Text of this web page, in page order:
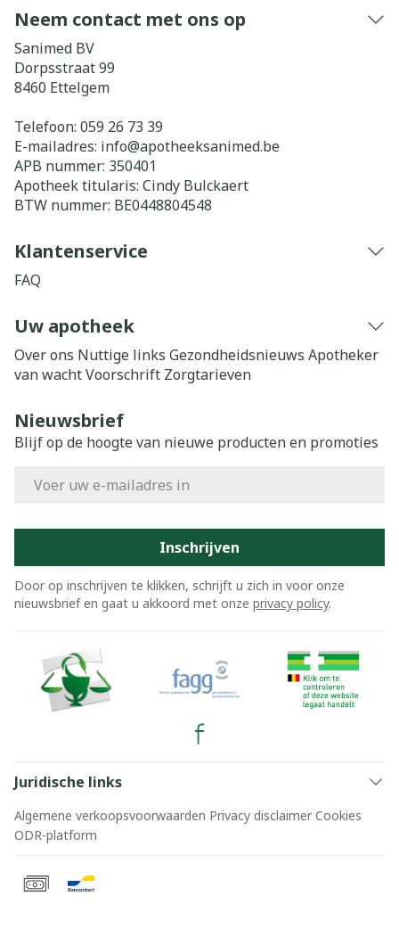
Neem contact met ons op
Sanimed BV
Dorpsstraat 99
8460 Ettelgem
Telefoon: 059 26 73 39
E-mailadres: info@apotheeksanimed.be
APB nummer: 350401
Apotheek titularis: Cindy Bulckaert
BTW nummer: BE0448804548
Klantenservice
FAQ
Uw apotheek
Over ons Nuttige links Gezondheidsnieuws Apotheker
van wachtVoorschrift Zorgtarieven
Nieuwsbrief
Blijf op de hoogte van nieuwe producten en promoties
Inschrijven
Door op inschrijven te klikken, schrijft u zich in voor onze
nieuwsbrief en gaat u akkoord met onze privacy policy.
Juridische links
Algemene verkoopsvoorwaarden Privacy disclaimer Cookies
ODR-platform